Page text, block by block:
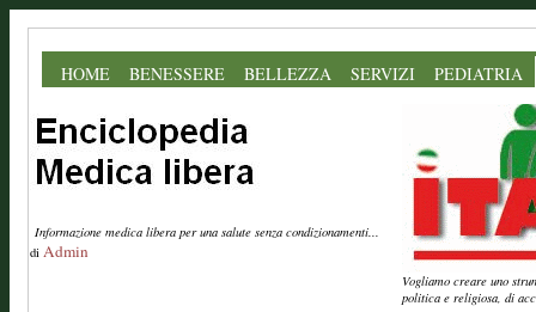
HOME BENESSERE BELLEZZA SERVIZI PEDIATRIA
Informazione medica libera per una salute senza condizionamenti...
di Admin
Vogliamo creare uno
politica e religiosa, di